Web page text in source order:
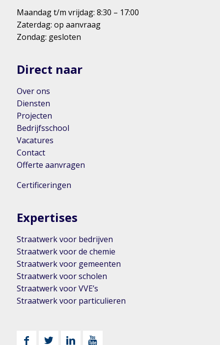
Maandag t/m vrijdag: 8:30 – 17:00
Zaterdag: op aanvraag
Zondag: gesloten
Direct naar
Over ons
Diensten
Projecten
Bedrijfsschool
Vacatures
Contact
Offerte aanvragen
Certificeringen
Expertises
Straatwerk voor bedrijven
Straatwerk voor de chemie
Straatwerk voor gemeenten
Straatwerk voor scholen
Straatwerk voor VVE’s
Straatwerk voor particulieren